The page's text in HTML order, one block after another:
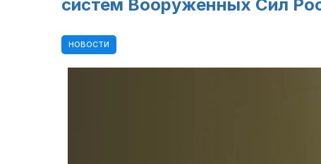
систем Вооружённых Сил
НОВОСТИ